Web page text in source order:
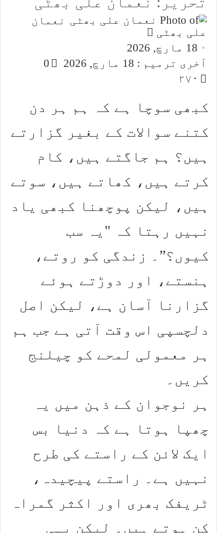
نعمان
علی بھٹی
an
email
18 مارچ, 2026
آخری ترمیم : 18 مارچ, 2026
0
۲۷۰
کبھی سوچا ہے کہ ہم ہر دن
کتنے سوالات کے بغیر گزارتے
ہیں؟ ہم جاگتے ہیں، کام
کرتے ہیں، کھاتے ہیں، سوتے
ہیں، لیکن پوچھنا کبھی یاد
نہیں رہتا کہ "یہ سب
کیوں؟”۔ زندگی کو روتے،
ہنستے، اور دوڑتے ہوئے
گزارنا آسان ہے، لیکن اصل
دلچسپی اس وقت آتی ہے جب ہم
ہر معمولی لمحے کو چیلنج
کریں۔
ہر نوجوان کے ذہن میں یہ
چھپا ہوتا ہے کہ دنیا بس
ایک لائن کے راستے کی طرح
نہیں ہے۔ راستے پیچیدہ،
ٹریفک بھری اور اکثر گمراہ
کن ہوتے ہیں۔ لیکن یہی